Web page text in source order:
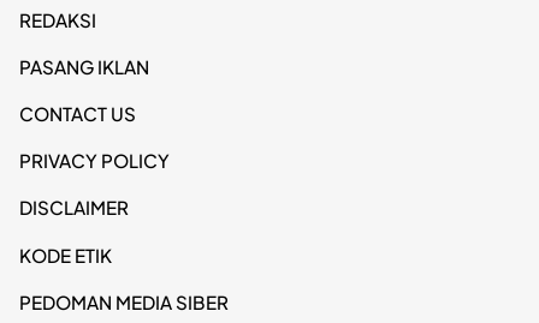
REDAKSI
PASANG IKLAN
CONTACT US
PRIVACY POLICY
DISCLAIMER
KODE ETIK
PEDOMAN MEDIA SIBER